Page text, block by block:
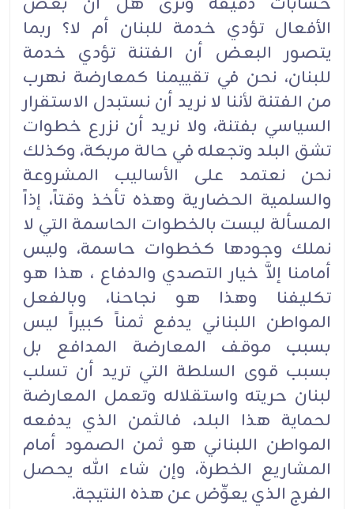
الأفعال تؤدي خدمة للبنان أم لا؟ ربما
يتصور البعض أن الفتنة تؤدي خدمة
للبنان، نحن في تقييمنا كمعارضة نهرب
من الفتنة لأننا لا نريد أن نستبدل الاستقرار
السياسي بفتنة، ولا نريد أن نزرع خطوات
تشق البلد وتجعله في حالة مربكة، وكذلك
نحن نعتمد على الأساليب المشروعة
والسلمية الحضارية وهذه تأخذ وقتاً، إذاً
المسألة ليست بالخطوات الحاسمة التي لا
نملك وجودها كخطوات حاسمة، وليس
أمامنا إلاَّ خيار التصدي والدفاع ، هذا هو
تكليفنا وهذا هو نجاحنا، وبالفعل
المواطن اللبناني يدفع ثمناً كبيراً ليس
بسبب موقف المعارضة المدافع بل
بسبب قوى السلطة التي تريد أن تسلب
لبنان حريته واستقلاله وتعمل المعارضة
لحماية هذا البلد، فالثمن الذي يدفعه
المواطن اللبناني هو ثمن الصمود أمام
المشاريع الخطرة، وإن شاء الله يحصل
الفرج الذي يعوِّض عن هذه النتيجة.